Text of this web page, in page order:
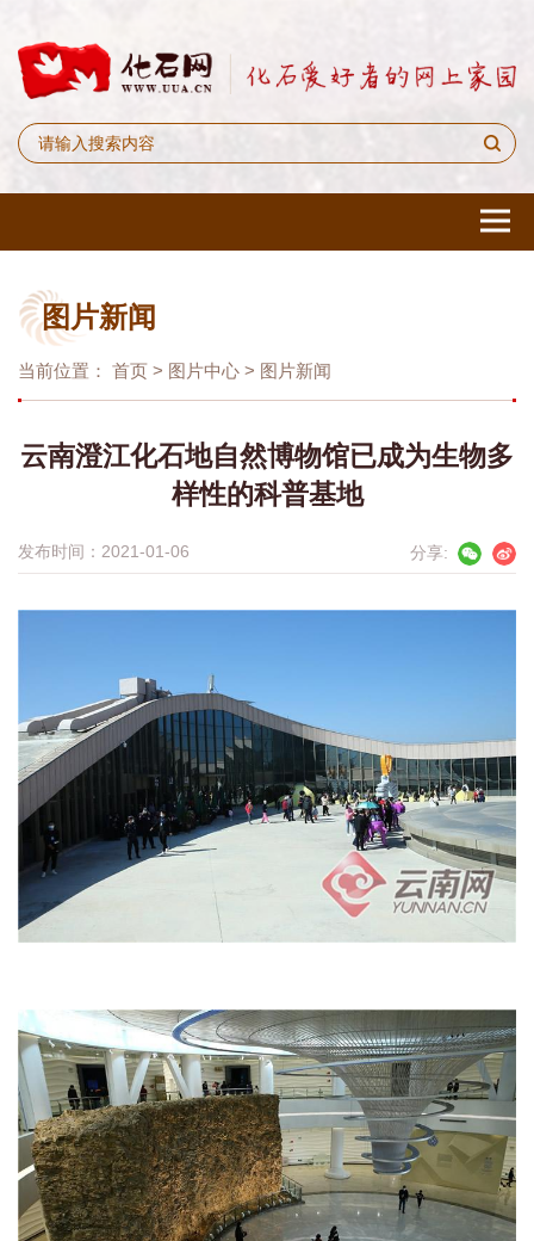
图片新闻
当前位置： 首页 > 图片中心 > 图片新闻
云南澄江化石地自然博物馆已成为生物多
样性的科普基地
发布时间：2021-01-06 分享: